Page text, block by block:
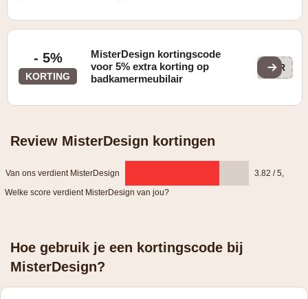
- 5%
KORTING
MisterDesign kortingscode
voor 5% extra korting op
badkamermeubilair
KOR
Review MisterDesign kortingen
Van ons verdient MisterDesign 3.82 / 5
Welke score verdient MisterDesign van jou?
Hoe gebruik je een kortingscode bij
MisterDesign?